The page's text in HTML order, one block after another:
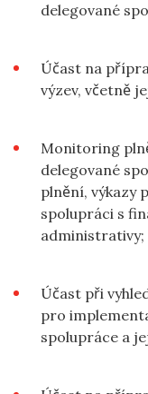
delegované
Účast na
výzev, včetně
Monitoring
delegované
plnění, výkazy
spolupráci s
administrativy;
Účast při
pro
spolupráce a